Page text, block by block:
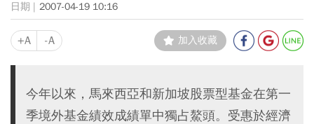
2007-04-19 10:16
+A -A 加入收藏
今年以來，馬來西亞和新加坡股票型基金在第一
季境外基金績效成績單中獨占鰲頭。受惠於經濟